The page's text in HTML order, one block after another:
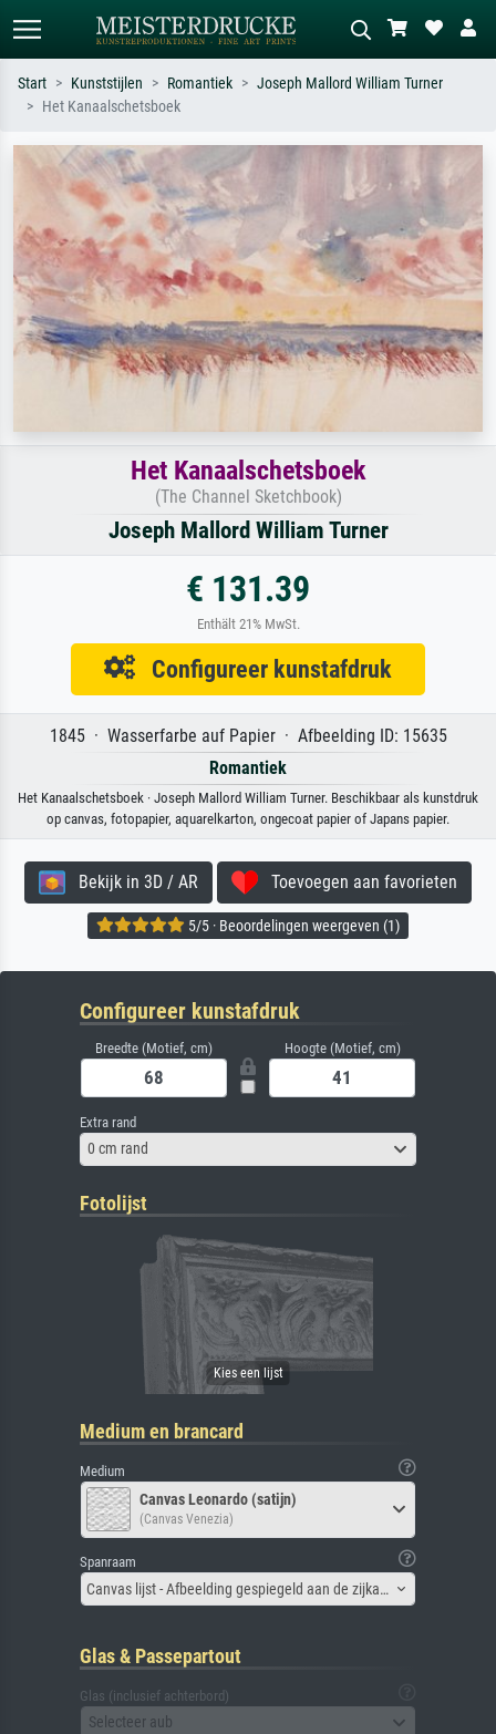
Zoek op kunstenaar, titel of stijl – bijv.
Monet, Sterrennacht, impressionisme,
Hokusai-golf, naakt.
Beschrijf de scène – bijv. groene
weide, abstract met veel rood, donker
olieverfschilderij, staand naakt naast
een boom.
Start Kunststijlen Romantiek
Joseph Mallord William Turner
Het Kanaalschetsboek
Het Kanaalschetsboek
(The Channel Sketchbook)
Joseph Mallord William Turner
€ 131.39
Enthält 21% MwSt.
Configureer kunstafdruk
1845 · Wasserfarbe auf Papier · Afbeelding ID: 15635
Romantiek
Het Kanaalschetsboek · Joseph Mallord William Turner. Beschikbaar als kunstdruk
op canvas, fotopapier, aquarelkarton, ongecoat papier of Japans papier.
Bekijk in 3D / AR Toevoegen aan favorieten
5/5 · Beoordelingen weergeven (1)
Configureer kunstafdruk
Breedte (Motief, cm) Hoogte (Motief, cm)
Extra rand
0 cm rand
Fotolijst
Medium en brancard
Medium
Canvas Leonardo (satijn)
(Canvas Venezia)
Spanraam
Canvas lijst - Afbeelding gespiegeld aan de zijkant
Glas & Passepartout
Glas (inclusief achterbord)
Selecteer aub